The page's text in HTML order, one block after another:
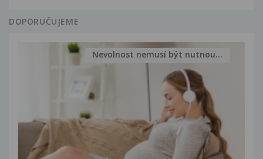
DOPORUČUJEME
Nevolnost nemusí být nutnou...